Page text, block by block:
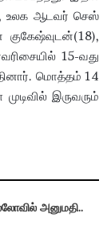
உலக ஆடவர் செஸ்
15-வது
மொத்தம் 14
இருவரும்
அனுமதி..